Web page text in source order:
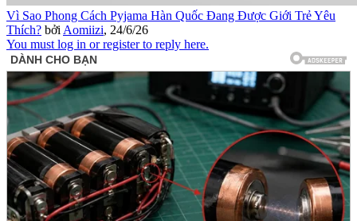
Vì Sao Phong Cách Pyjama Hàn Quốc Đang Được Giới Trẻ Yêu
Thích? bởi Aomiizi, 24/6/26
You must log in or register to reply here.